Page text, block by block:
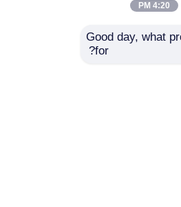
4:20 PM
Good day, what
for?